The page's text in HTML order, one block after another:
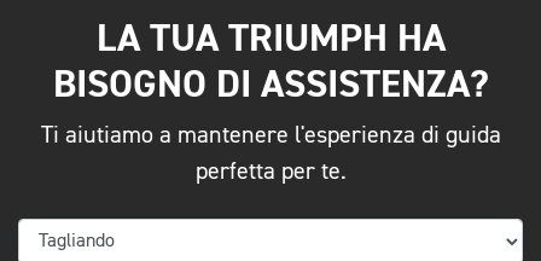
LA TUA TRIUMPH HA
BISOGNO DI ASSISTENZA?
Ti aiutiamo a mantenere l'esperienza di guida
perfetta per te.